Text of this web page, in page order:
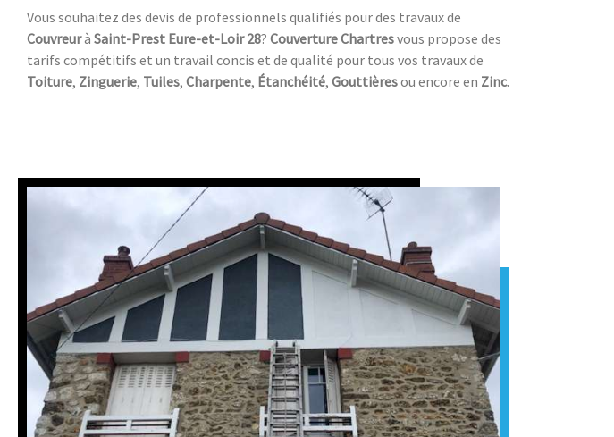
Vous souhaitez des devis de professionnels qualifiés pour des travaux de
Couvreurà Saint-Prest Eure-et-Loir 28? Couverture Chartresvous propose des
tarifs compétitifs et un travail concis et de qualité pour tous vos travaux de
Toiture, Zinguerie, Tuiles, Charpente, Étanchéité, Gouttièresou encore en Zinc.